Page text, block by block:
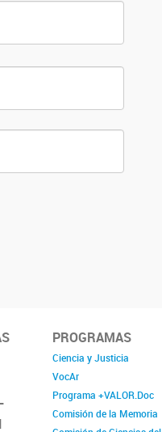
PROGRAMAS
Ciencia y Justicia
VocAr
Programa +VALOR.Doc
Comisión de la Memoria